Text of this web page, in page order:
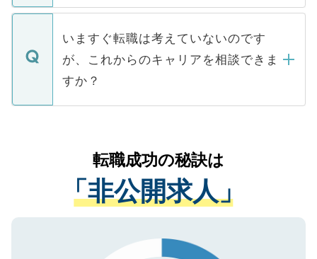
関を公にしてしまうと、応募が殺到する場
に、医療機関が求める条件に合った人材の
みを人材紹介会社に依頼するケースが増え
ています。
定を承諾する必要はありません。内定先へ
の辞退の連絡はキャリアパートナーが行い
個人情報が漏えいすることはありませんの
で、ご安心ください。当サイトからの登録
などで収集したご登録者様の個人情報は、
ご本人のキャリアアップおよび転職活動の
支援を目的に使用いたします。お預かりし
ているすべての個人データはご本人の許可
は、個人情報の取り扱いについての厳密な
管理基準を満たした事業者のみに付与され
る、プライバシーマークを取得済みです。
で、機密保持に関してもご安心ください。
いますぐ転職は考えていないのです
が、これからのキャリアを相談できま
すか？
かがいして、現在の医療機関の状況や紹介
経験をまじえながら、適切なアドバイスを
させていただきます。すぐにご転職をされ
ない方には、長期的なサポートが可能です
ので、まずはご登録ください。
転職成功の秘訣は
「非公開求人」